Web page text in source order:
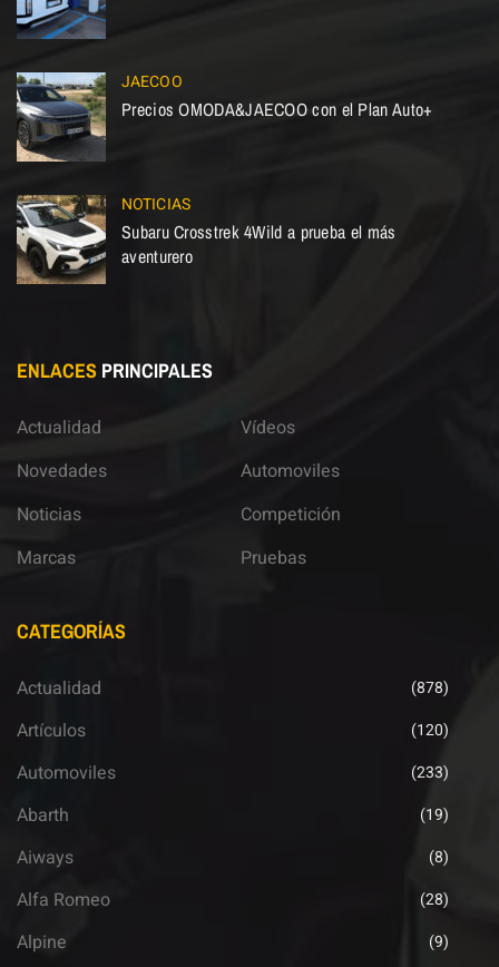
JAECOO
Precios OMODA&JAECOO con el Plan Auto+
NOTICIAS
Subaru Crosstrek 4Wild a prueba el más
aventurero
ENLACES PRINCIPALES
Actualidad
Novedades
Noticias
Marcas
Vídeos
Automoviles
Competición
Pruebas
CATEGORÍAS
Actualidad (878)
Artículos (120)
Automoviles (233)
Abarth (19)
Aiways (8)
Alfa Romeo (28)
Alpine (9)